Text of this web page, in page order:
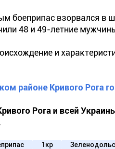
боеприпас взорвался в
48 и 49-летние
и
районе Кривого Рога
Рога и всей
1кр